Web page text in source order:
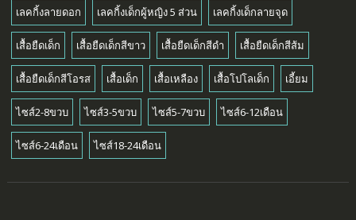
เลคกิ้งลายดอก เลคกิ้งเด็กผู้หญิง 5 ส่วน เลคกิ้งเด็กลายจุด
เสื้อยืดเด็ก เสื้อยืดเด็กสีขาว เสื้อยืดเด็กสีดำ เสื้อยืดเด็กสีส้ม
เสื้อยืดเด็กสีโอรส เสื้อเด็ก เสื้อเหลือง เสื้อโปโลเด็ก เอี้ยม
ไซส์2-8ขวบ ไซส์3-5ขวบ ไซส์5-7ขวบ ไซส์6-12เดือน
ไซส์6-24เดือน ไซส์18-24เดือน